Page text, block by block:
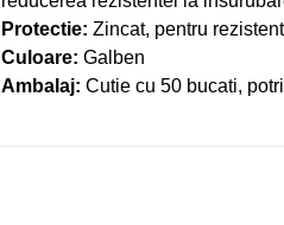
Protectie: Zincat, pentru
Culoare: Galben
Ambalaj: Cutie cu 50 bucati,